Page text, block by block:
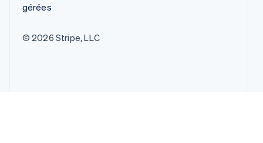
gérées
© 2026 Stripe, LLC